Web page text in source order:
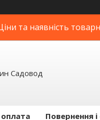
та наявність
Садовод
Повернення і